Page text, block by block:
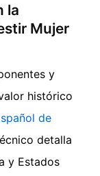
la
Mujer
y
histórico
de
detalla
y Estados